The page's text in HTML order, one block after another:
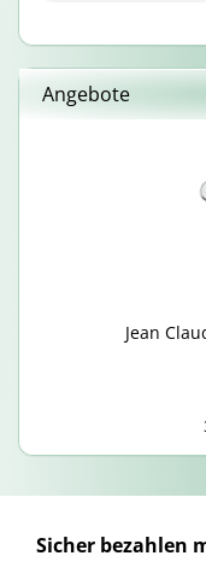
Angebote
Jean
Sicher bezahlen